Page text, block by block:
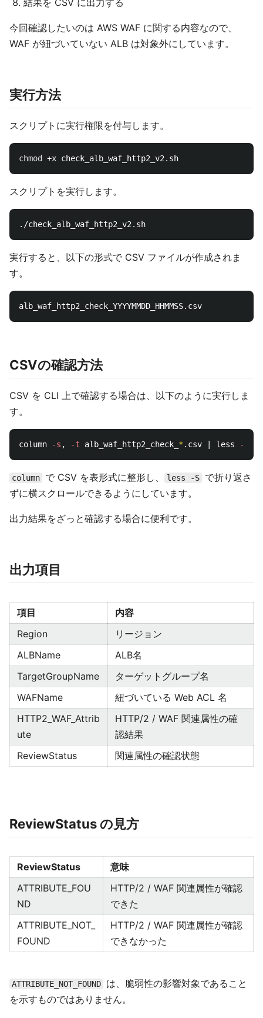
結果を CSV に出力する
今回確認したいのは AWS WAF に関する内容なので、
WAF が紐づいていない ALB は対象外にしています。
実行方法
スクリプトに実行権限を付与します。
chmod
スクリプトを実行します。
実行すると、以下の形式で CSV ファイルが作成されま
す。
CSVの確認方法
CSV を CLI 上で確認する場合は、以下のように実行しま
す。
column -s , -t alb_waf_http2_check_ * .csv | less -S
column で CSV を表形式に整形し、 less -S
で折り返さ
ずに横スクロールできるようにしています。
出力結果をざっと確認する場合に便利です。
出力項目
項目
内容
Region
リージョン
ALBName
ALB名
TargetGroupName
ターゲットグループ名
WAFName
紐づいている Web ACL 名
HTTP2_WAF_Attrib
ute
HTTP/2 / WAF 関連属性の確
認結果
ReviewStatus
関連属性の確認状態
ReviewStatus の見方
ReviewStatus
意味
ATTRIBUTE_FOU
ND
HTTP/2 / WAF 関連属性が確認
できた
ATTRIBUTE_NOT_
FOUND
HTTP/2 / WAF 関連属性が確認
できなかった
ATTRIBUTE_NOT_FOUND
は、脆弱性の影響対象であること
を示すものではありません。